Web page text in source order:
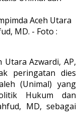
Aceh Utara
MD. - Foto :
Azwardi, AP,
peringatan dies
(Unimal) yang
Hukum dan
MD, sebagai